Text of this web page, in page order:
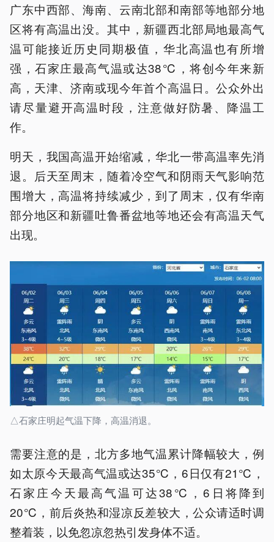
广东中西部、海南、云南北部和南部等地部分地
区将有高温出没。其中，新疆西北部局地最高气
温可能接近历史同期极值，华北高温也有所增
强，石家庄最高气温或达38℃，将创今年来新
高，天津、济南或现今年首个高温日。公众外出
请尽量避开高温时段，注意做好防暑、降温工
作。
明天，我国高温开始缩减，华北一带高温率先消
退。后天至周末，随着冷空气和阴雨天气影响范
围增大，高温将持续减少，到了周末，仅有华南
部分地区和新疆吐鲁番盆地等地还会有高温天气
出现。
△石家庄明起气温下降，高温消退。
需要注意的是，北方多地气温累计降幅较大，例
如太原今天最高气温或达35℃，6日仅有21℃，
石家庄今天最高气温可达38℃，6日将降到
20℃，前后炎热和湿凉反差较大，公众请适时调
整着装，以免忽凉忽热引发身体不适。